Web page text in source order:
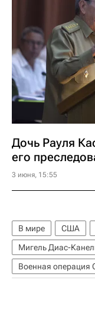
Дочь Рауля
его
3 июня, 15:55
В мире США
Мигель Диас-
Военная операция